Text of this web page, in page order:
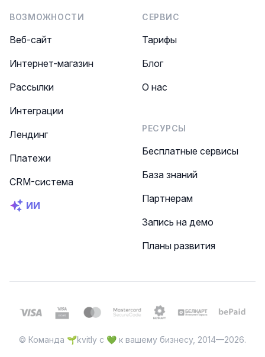
ВОЗМОЖНОСТИ
Веб-сайт
Интернет-магазин
Рассылки
Интеграции
Лендинг
Платежи
CRM-система
ИИ
СЕРВИС
Тарифы
Блог
О нас
РЕСУРСЫ
Бесплатные сервисы
База знаний
Партнерам
Запись на демо
Планы развития
© Команда 🌱kvitly с 💚 к вашему бизнесу, 2014—2026.